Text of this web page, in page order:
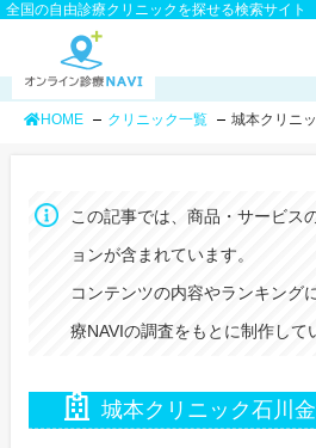
全国の自由診療クリニックを探せる検索サイト
HOME クリニック一覧 城本クリニ
この記事では、商品・サービス
ョンが含まれています。
コンテンツの内容やランキング
療NAVIの調査をもとに制作して
城本クリニック石川